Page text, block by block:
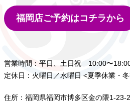
福岡店ご予約はコチラから
営業時間：平日、土日祝 10:00〜
定休日：火曜日／水曜日 <夏季休業・
住所：福岡県福岡市博多区金の隈1-23-